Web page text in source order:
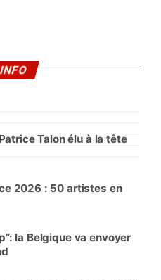
Talon élu à la tête
2026 : 50 artistes en
la Belgique va envoyer